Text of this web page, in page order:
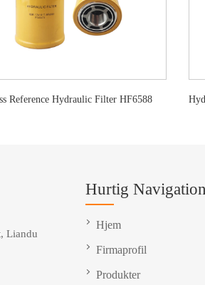
Reference Hydraulic Filter HF6588
Liandu
Hurtig Navigation
Hjem
Firmaprofil
Produkter